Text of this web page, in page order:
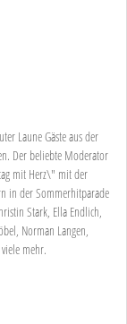
Laune Gäste aus der
Der beliebte Moderator
mit Herz\" mit der
in der Sommerhitparade
Stark, Ella Endlich,
Norman Langen,
mehr.